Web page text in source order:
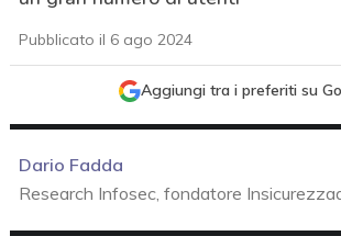
Pubblicato il 6 ago 2024
Aggiungi tra i preferiti su
Dario Fadda
Research Infosec, fondatore